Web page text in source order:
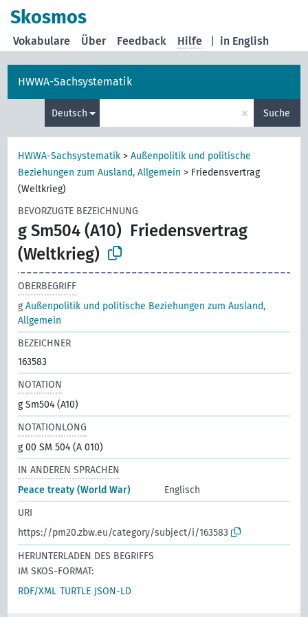
Skosmos
in English
Vokabulare Über Feedback Hilfe
HWWA-Sachsystematik
Deutsch × Suche
HWWA-Sachsystematik >Außenpolitik und politische
Beziehungen zum Ausland, Allgemein > Friedensvertrag
(Weltkrieg)
BEVORZUGTE BEZEICHNUNG
g Sm504 (A10) Friedensvertrag
(Weltkrieg)
OBERBEGRIFF
gAußenpolitik und politische Beziehungen zum Ausland,
Allgemein
BEZEICHNER
163583
NOTATION
g Sm504 (A10)
NOTATIONLONG
g 00 SM 504 (A 010)
IN ANDEREN SPRACHEN
Peace treaty (World War)
Englisch
URI
https://pm20.zbw.eu/category/subject/i/163583
HERUNTERLADEN DES BEGRIFFS
IM SKOS-FORMAT:
RDF/XML TURTLE JSON-LD